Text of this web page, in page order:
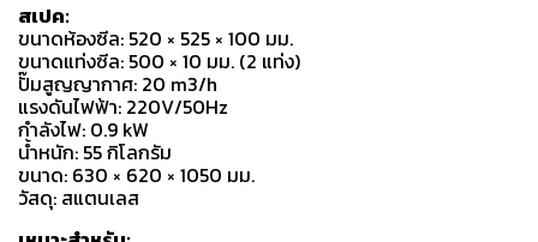
สเปค:
ขนาดห้องซีล: 520 × 525 × 100 มม.
ขนาดแท่งซีล: 500 × 10 มม. (2 แท่ง)
ปั๊มสูญญากาศ: 20 m3/h
แรงดันไฟฟ้า: 220V/50Hz
กำลังไฟ: 0.9 kW
น้ำหนัก: 55 กิโลกรัม
ขนาด: 630 × 620 × 1050 มม.
วัสดุ: สแตนเลส